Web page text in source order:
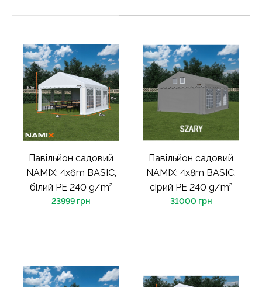
Павільйон садовий
NAMIX: 4x6m BASIC,
білий PE 240 g/m²
23999 грн
Павільйон садовий
NAMIX: 4x8m BASIC,
сірий PE 240 g/m²
31000 грн